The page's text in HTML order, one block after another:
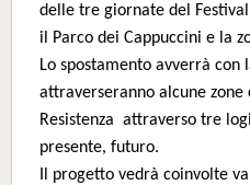
delle tre giornate del
il Parco dei Cappuccini e la
Lo spostamento avverrà con
attraverseranno alcune
Resistenza attraverso tre
presente, futuro.
Il progetto vedrà coinvolte